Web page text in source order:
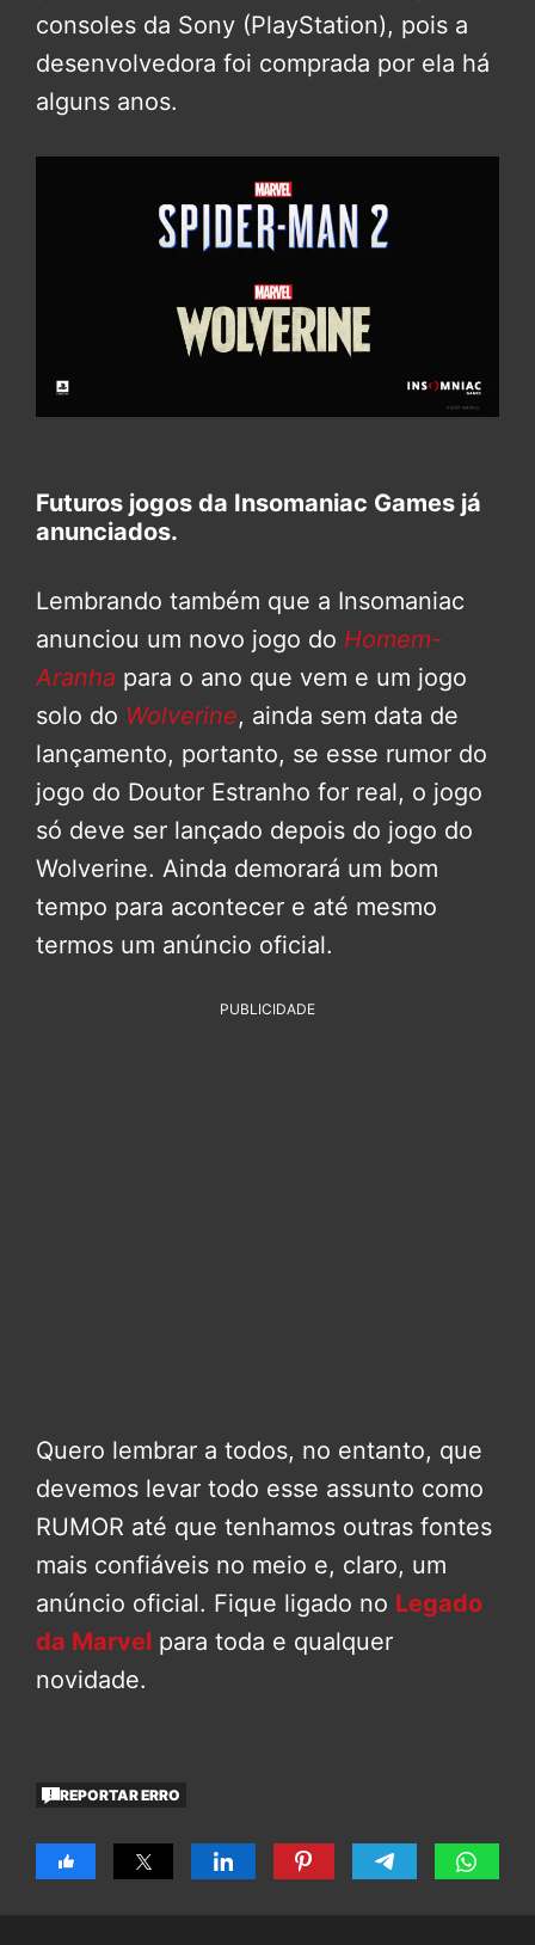
consoles da Sony (PlayStation), pois a
desenvolvedora foi comprada por ela há
alguns anos.
Futuros jogos da Insomaniac Games já
anunciados.
Lembrando também que a Insomaniac
anunciou um novo jogo do Homem-
Aranha para o ano que vem e um jogo
solo do Wolverine, ainda sem data de
lançamento, portanto, se esse rumor do
jogo do Doutor Estranho for real, o jogo
só deve ser lançado depois do jogo do
Wolverine. Ainda demorará um bom
tempo para acontecer e até mesmo
termos um anúncio oficial.
PUBLICIDADE
Quero lembrar a todos, no entanto, que
devemos levar todo esse assunto como
RUMOR até que tenhamos outras fontes
mais confiáveis no meio e, claro, um
anúncio oficial. Fique ligado no Legado
da Marvel para toda e qualquer
novidade.
REPORTAR ERRO